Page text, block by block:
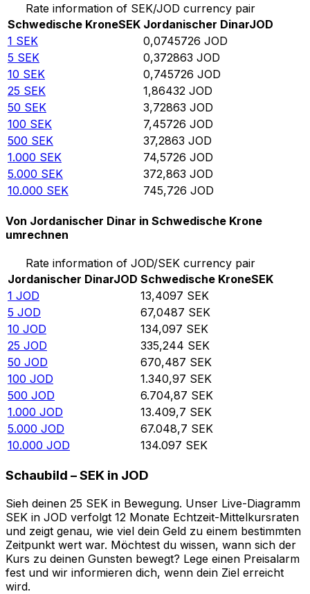
Rate information of SEK/JOD currency pair
Schwedische KroneSEK Jordanischer DinarJOD
1 SEK 0,0745726 JOD
5 SEK 0,372863 JOD
10 SEK 0,745726 JOD
25 SEK 1,86432 JOD
50 SEK 3,72863 JOD
100 SEK 7,45726 JOD
500 SEK 37,2863 JOD
1.000 SEK 74,5726 JOD
5.000 SEK 372,863 JOD
10.000 SEK 745,726 JOD
Von Jordanischer Dinar in Schwedische Krone
umrechnen
Rate information of JOD/SEK currency pair
Jordanischer DinarJOD Schwedische KroneSEK
1 JOD 13,4097 SEK
5 JOD 67,0487 SEK
10 JOD 134,097 SEK
25 JOD 335,244 SEK
50 JOD 670,487 SEK
100 JOD 1.340,97 SEK
500 JOD 6.704,87 SEK
1.000 JOD 13.409,7 SEK
5.000 JOD 67.048,7 SEK
10.000 JOD 134.097 SEK
Schaubild – SEK in JOD
Sieh deinen 25 SEK in Bewegung. Unser Live-Diagramm
SEK in JOD verfolgt 12 Monate Echtzeit-Mittelkursraten
und zeigt genau, wie viel dein Geld zu einem bestimmten
Zeitpunkt wert war. Möchtest du wissen, wann sich der
Kurs zu deinen Gunsten bewegt? Lege einen Preisalarm
fest und wir informieren dich, wenn dein Ziel erreicht
wird.